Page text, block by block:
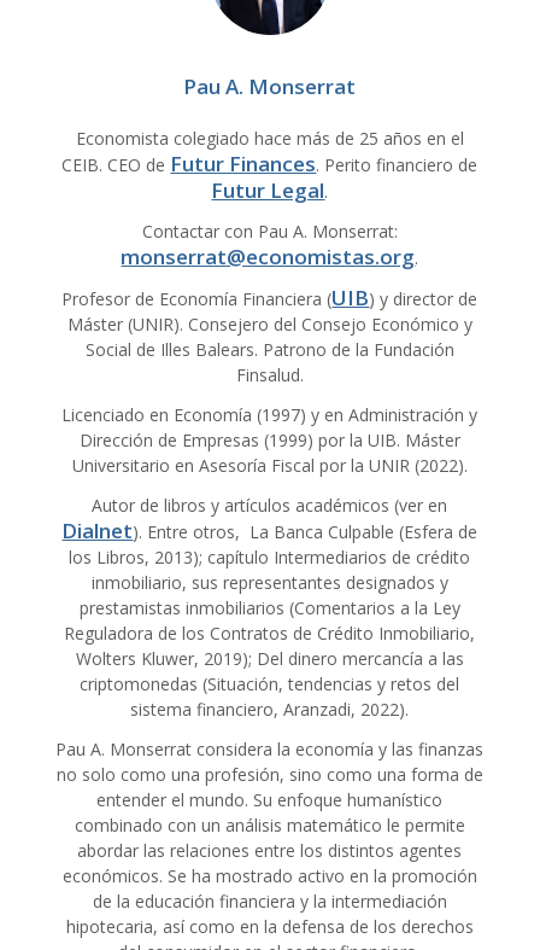
Pau A. Monserrat
Economista colegiado hace más de 25 años en el
CEIB. CEO de Futur Finances. Perito financiero de
Futur Legal.
Contactar con Pau A. Monserrat:
monserrat@economistas.org.
Profesor de Economía Financiera (UIB) y director de
Máster (UNIR). Consejero del Consejo Económico y
Social de Illes Balears. Patrono de la Fundación
Finsalud.
Licenciado en Economía (1997) y en Administración y
Dirección de Empresas (1999) por la UIB. Máster
Universitario en Asesoría Fiscal por la UNIR (2022).
Autor de libros y artículos académicos (ver en
Dialnet). Entre otros, La Banca Culpable (Esfera de
los Libros, 2013); capítulo Intermediarios de crédito
inmobiliario, sus representantes designados y
prestamistas inmobiliarios (Comentarios a la Ley
Reguladora de los Contratos de Crédito Inmobiliario,
Wolters Kluwer, 2019); Del dinero mercancía a las
criptomonedas (Situación, tendencias y retos del
sistema financiero, Aranzadi, 2022).
Pau A. Monserrat considera la economía y las finanzas
no solo como una profesión, sino como una forma de
entender el mundo. Su enfoque humanístico
combinado con un análisis matemático le permite
abordar las relaciones entre los distintos agentes
económicos. Se ha mostrado activo en la promoción
de la educación financiera y la intermediación
hipotecaria, así como en la defensa de los derechos